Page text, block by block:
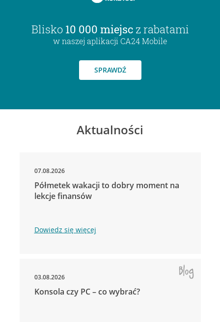
Blisko 10 000 miejsc z rabatami
w naszej aplikacji CA24 Mobile
SPRAWDŹ
Aktualności
07.08.2026
Półmetek wakacji to dobry moment na
lekcje finansów
Dowiedz się więcej
03.08.2026
Konsola czy PC – co wybrać?